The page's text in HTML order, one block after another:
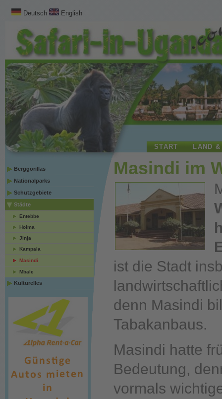
Deutsch English
START LAND
Berggorillas
Nationalparks
Schutzgebiete
Städte
Entebbe
Hoima
Jinja
Kampala
Masindi
Mbale
Kulturelles
Masindi im
ist die Stadt
denn Masindi
Tabakanbaus.
Masindi hatte
Bedeutung,
vormals